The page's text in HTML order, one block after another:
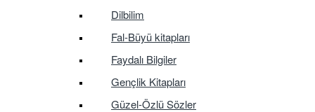
Dilbilim
Fal-Büyü kitapları
Faydalı Bilgiler
Gençlik Kitapları
Güzel-Özlü Sözler